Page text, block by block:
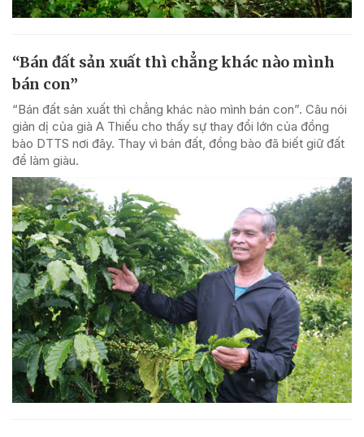
“Bán đất sản xuất thì chẳng khác nào mình
bán con”
“Bán đất sản xuất thì chẳng khác nào mình bán con”. Câu nói
giản dị của già A Thiếu cho thấy sự thay đổi lớn của đồng
bào DTTS nơi đây. Thay vì bán đất, đồng bào đã biết giữ đất
để làm giàu.